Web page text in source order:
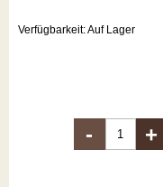
Verfügbarkeit:Auf Lager
- +